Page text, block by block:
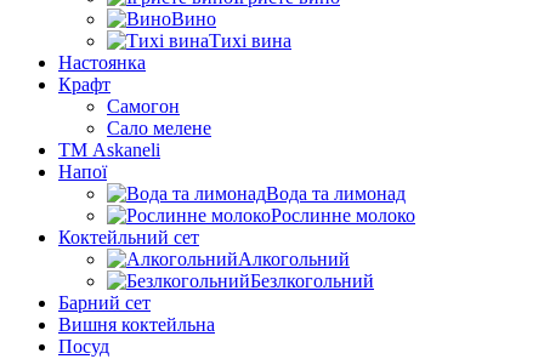
Вино
Тихі вина
Настоянка
Крафт
Самогон
Сало мелене
ТМ Askaneli
Напої
Вода та лимонад
Рослинне молоко
Коктейльний сет
Алкогольний
Безлкогольний
Барний сет
Вишня коктейльна
Посуд